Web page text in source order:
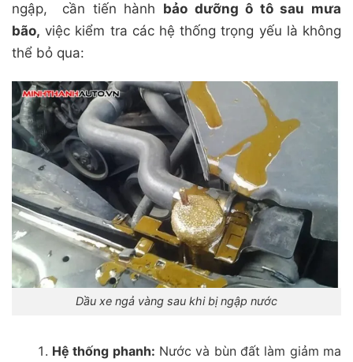
ngập, cần tiến hành bảo dưỡng ô tô sau mưa
bão, việc kiểm tra các hệ thống trọng yếu là không
thể bỏ qua:
Dầu xe ngả vàng sau khi bị ngập nước
Hệ thống phanh: Nước và bùn đất làm giảm ma